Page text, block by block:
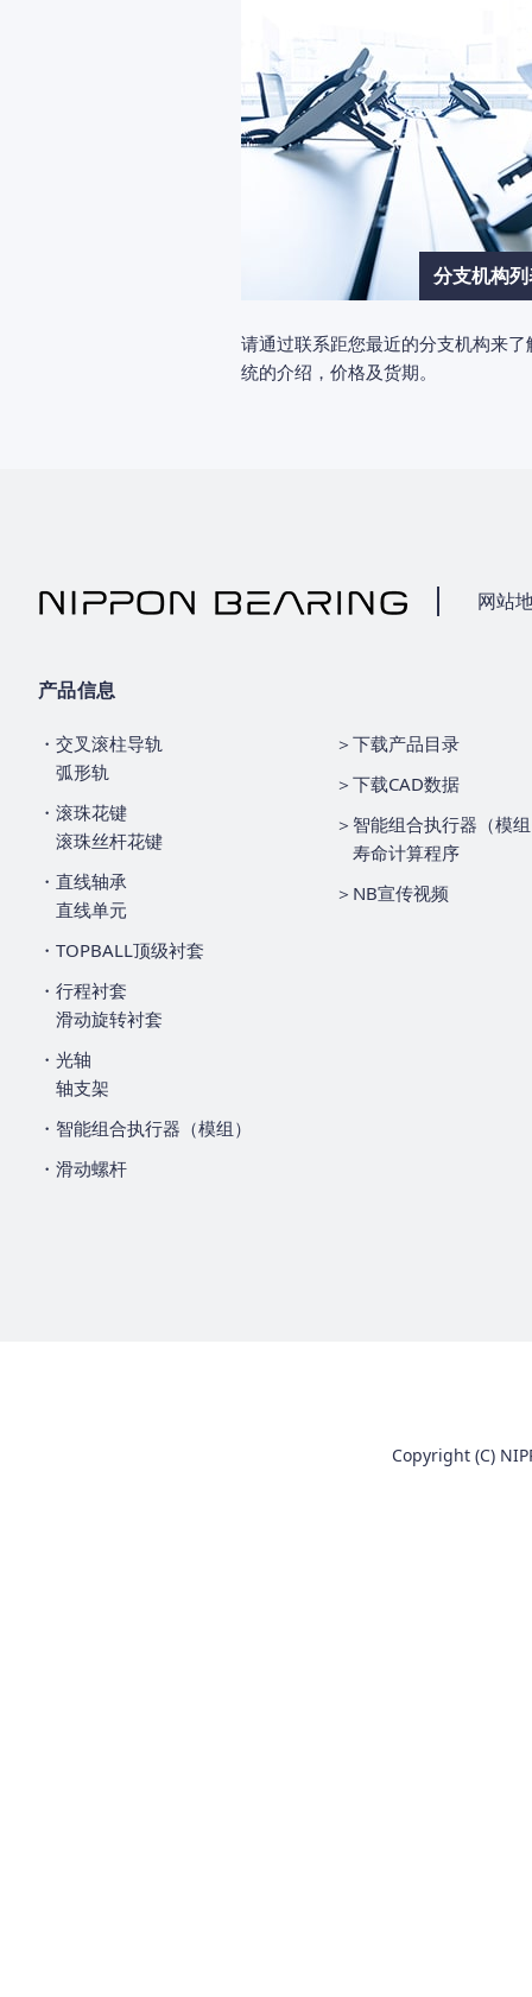
分支机构
请通过联系距您最近的分支机构来了
统的介绍，价格及货期。
网站
产品信息
・交叉滚柱导轨
弧形轨
・滚珠花键
滚珠丝杆花键
・直线轴承
直线单元
・TOPBALL顶级衬套
・行程衬套
滑动旋转衬套
・光轴
轴支架
・智能组合执行器（模组）
・滑动螺杆
＞下载产品目录
＞下载CAD数据
＞智能组合执行器（模
寿命计算程序
＞NB宣传视频
Copyright (C)